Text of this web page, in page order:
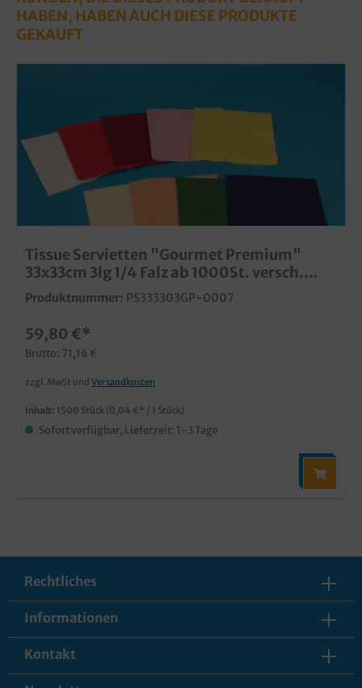
HABEN, HABEN AUCH DIESE PRODUKTE
GEKAUFT
Tissue Servietten "Gourmet Premium"
33x33cm 3lg 1/4 Falz ab 1000St. versch.
Farben wählbar
Produktnummer: PS333303GP-0007
59,80 €*
Brutto: 71,16 €
zzgl. MwSt und Versandkosten
Inhalt: 1500 Stück (0,04 €* / 1 Stück)
Sofort verfügbar, Lieferzeit: 1-3 Tage
Rechtliches
Informationen
Kontakt